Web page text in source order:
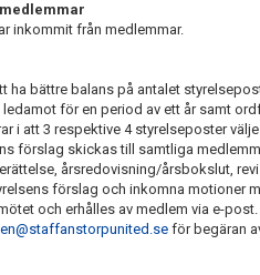
inkommit från medlemmar.
ha bättre balans på antalet
ledamot för en period av ett år samt
i att 3 respektive 4 styrelseposter
förslag skickas till samtliga
årsredovisning/årsbokslut,
förslag och inkomna motioner
och erhålles av medlem via e-post.
för begäran